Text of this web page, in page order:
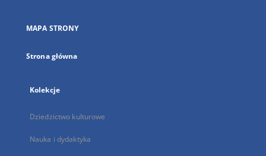
karcie
MAPA STRONY
Strona główna
Kolekcje
Dziedzictwo kulturowe
Nauka i dydaktyka